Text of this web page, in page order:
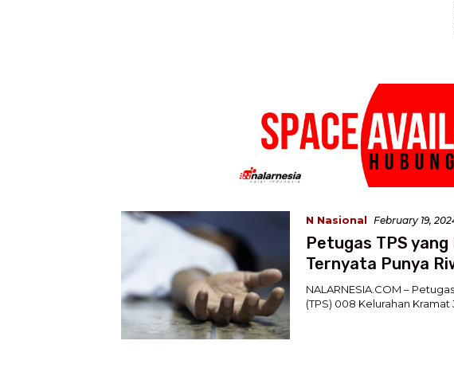
N Nasional February 19,
Petugas TPS
Ternyata Punya
NALARNESIA.COM –
(TPS) 008 Kelurahan